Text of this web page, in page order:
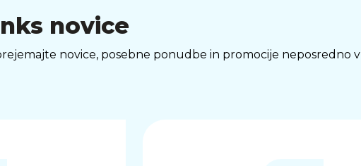
novice
novice, posebne ponudbe in promocije neposredno v